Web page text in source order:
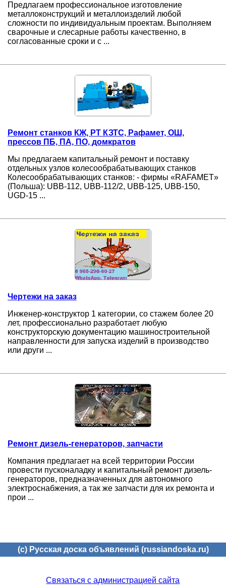
Предлагаем профессиональное изготовление
металлоконструкций и металлоизделий любой
сложности по индивидуальным проектам. Выполняем
сварочные и слесарные работы качественно, в
согласованные сроки и с ...
Ремонт станков КЖ, РТ КЗТС, Рафамет, ОШ,
прессов ПБ, ПА, ПО, домкратов
Мы предлагаем капитальный ремонт и поставку
отдельных узлов колесообрабатывающих станков
Колесообрабатывающих станков: - фирмы «RAFAMET»
(Польша): UBB-112, UBB-112/2, UBB-125, UBB-150,
UGD-15 ...
Чертежи на заказ
Инженер-конструктор 1 категории, со стажем более 20
лет, профессионально разработает любую
конструкторскую документацию машиностроительной
направленности для запуска изделий в производство
или други ...
Ремонт дизель-генераторов, запчасти
Компания предлагает на всей территории России
провести пусконаладку и капитальный ремонт дизель-
генераторов, предназначенных для автономного
электроснабжения, а так же запчасти для их ремонта и
прои ...
(c) Русская доска объявлений (russiandoska.ru)
Связаться с администрацией сайта